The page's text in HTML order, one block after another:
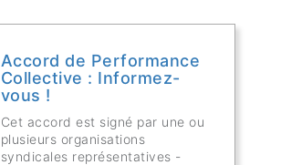
Accord de Performance
Collective : Informez-
vous !
Cet accord est signé par une ou
plusieurs organisations
syndicales représentatives -